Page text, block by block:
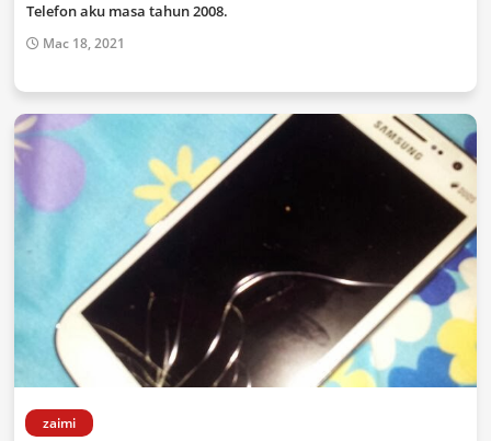
Telefon aku masa tahun 2008.
Mac 18, 2021
zaimi